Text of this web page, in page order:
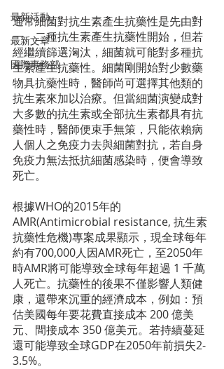
最新活動
最新文章
國際事務部
通常細菌對抗生素產生抗藥性是先由對
一、二種抗生素產生抗藥性開始，但若
經繼續篩選洶汰，細菌就可能對多種抗
生素產生抗藥性。細菌剛開始對少數藥
物具抗藥性時，醫師尚可選擇其他類的
抗生素來加以治療。但當細菌演變成對
大多數的抗生素或全部抗生素都具有抗
藥性時，醫師便束手無策，只能依賴病
人個人之免疫力去與細菌對抗，若自身
免疫力無法抵抗細菌感染時，便會導致
死亡。
根據WHO的2015年的
AMR(Antimicrobial resistance, 抗生素
抗藥性危機)專案成果顯示，現全球每年
約有700,000人因AMR死亡，至2050年
時AMR將可能導致全球每年超過 1 千萬
人死亡。抗藥性的後果不僅影響人類健
康，還帶來沉重的經濟成本，例如：預
估美國每年要花費直接成本 200 億美
元、間接成本 350 億美元。若持續蔓延
還可能導致全球GDP在2050年前損失2-
3.5%。